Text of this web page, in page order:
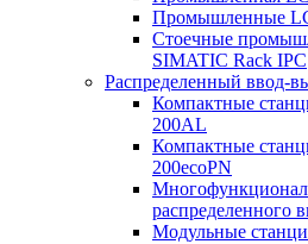
Промышленные
Стоечные
SIMATIC Rack IPC
Распределенный ввод-
Компактные
200AL
Компактные
200ecoPN
распределенного
Модульные